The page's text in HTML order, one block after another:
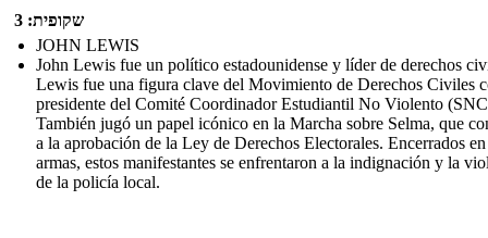
שקופית: 3
JOHN LEWIS
John Lewis fue un político estadounidense y líder de derechos
Lewis fue una figura clave del Movimiento de Derechos Civiles
presidente del Comité Coordinador Estudiantil No Violento
También jugó un papel icónico en la Marcha sobre Selma, que
a la aprobación de la Ley de Derechos Electorales. Encerrados en
armas, estos manifestantes se enfrentaron a la indignación y la
de la policía local.